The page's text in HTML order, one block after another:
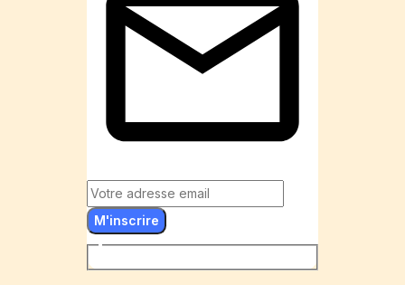
M'inscrire